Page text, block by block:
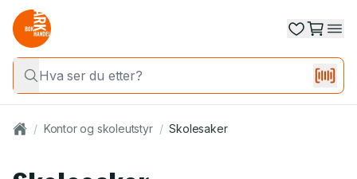
/ Kontor og skoleutstyr / Skolesaker